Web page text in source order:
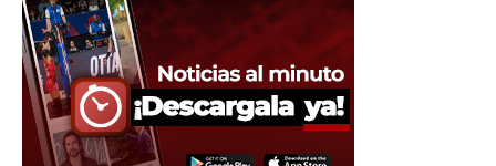
Noticias relacionadas